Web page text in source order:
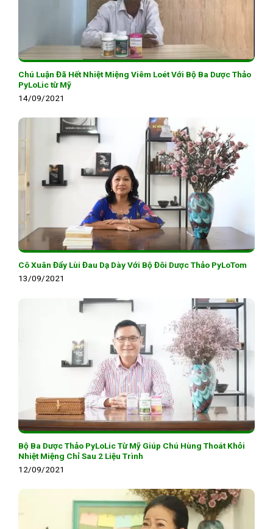
Chú Luận Đã Hết Nhiệt Miệng Viêm Loét Với Bộ Ba Dược Thảo
PyLoLic từ Mỹ
14/09/2021
Cô Xuân Đẩy Lùi Đau Dạ Dày Với Bộ Đôi Dược Thảo PyLoTom
13/09/2021
Bộ Ba Dược Thảo PyLoLic Từ Mỹ Giúp Chú Hùng Thoát Khỏi
Nhiệt Miệng Chỉ Sau 2 Liệu Trình
12/09/2021